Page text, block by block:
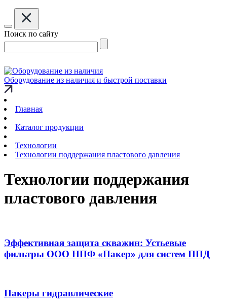
Поиск по сайту
Оборудование из наличия и быстрой поставки
Главная
Каталог продукции
Технологии
Технологии поддержания пластового давления
Технологии поддержания
пластового давления
Эффективная защита скважин: Устьевые
фильтры ООО НПФ «Пакер» для систем ППД
Пакеры гидравлические